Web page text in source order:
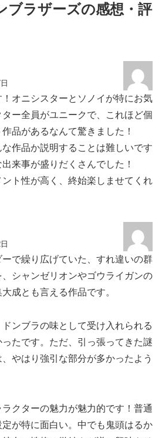
ブラザーズの感想・評
オニシスターとソノイが特にお気
ー全員がユニークで、これほど個
品があるなんて驚きました！
な作品か説明することは難しいです
来事が盛りだくさんでした！
ト性が高く、終始楽しませてくれ
で繰り広げていた、すれ違いの群
シャンゼリオンやゴウライガンの
成とも言える作品です。
ンブラの味として受け入れられる
たです。ただ、引っ張ってきた謎
やはり強引な部分が多かったよう
クターの魅力が魅力的です！普通
が特に面白い。中でも鬼頭はるか